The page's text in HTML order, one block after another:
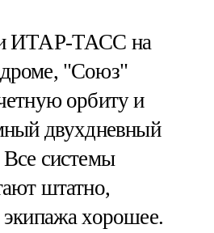
ИТАР-ТАСС на
"Союз"
орбиту и
двухдневный
системы
штатно,
экипажа хорошее.